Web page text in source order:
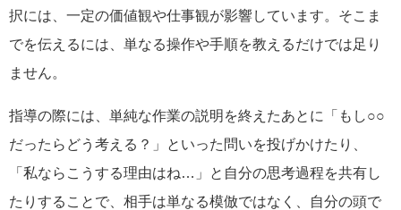
択には、一定の価値観や仕事観が影響しています。そこま
でを伝えるには、単なる操作や手順を教えるだけでは足り
ません。
指導の際には、単純な作業の説明を終えたあとに「もし○○
だったらどう考える？」といった問いを投げかけたり、
「私ならこうする理由はね…」と自分の思考過程を共有し
たりすることで、相手は単なる模倣ではなく、自分の頭で